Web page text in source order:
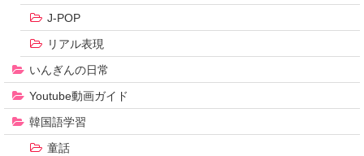
J-POP
リアル表現
いんぎんの日常
Youtube動画ガイド
韓国語学習
童話